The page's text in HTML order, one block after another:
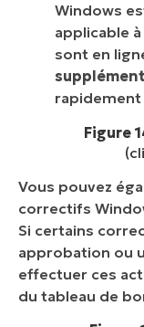
Windows
applicable
sont en
rapidement
Figure
Vous pouvez
correctifs
Si certains
approbation ou
effectuer ces
du tableau de